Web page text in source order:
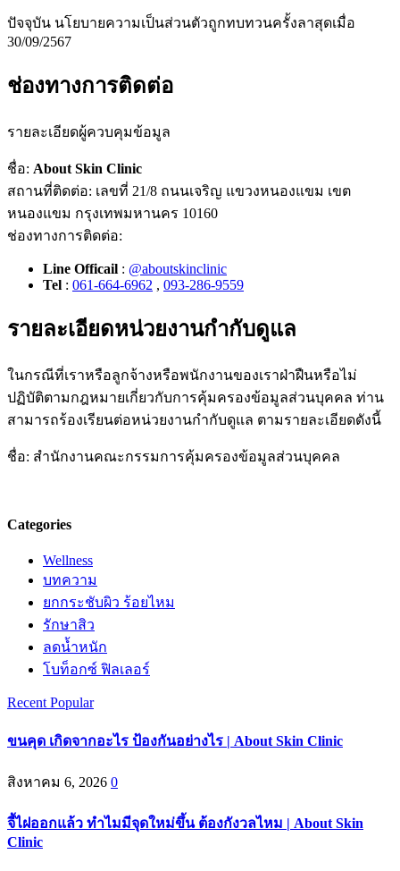
ปัจจุบัน นโยบายความเป็นส่วนตัวถูกทบทวนครั้งลาสุดเมื่อ
30/09/2567
ช่องทางการติดต่อ
รายละเอียดผู้ควบคุมข้อมูล
ชื่อ: About Skin Clinic
สถานที่ติดต่อ: เลขที่ 21/8 ถนนเจริญ แขวงหนองแขม เขต
หนองแขม กรุงเทพมหานคร 10160
ช่องทางการติดต่อ:
Line Officail : @aboutskinclinic
Tel : 061-664-6962 , 093-286-9559
รายละเอียดหน่วยงานกำกับดูแล
ในกรณีที่เราหรือลูกจ้างหรือพนักงานของเราฝ่าฝืนหรือไม่
ปฏิบัติตามกฎหมายเกี่ยวกับการคุ้มครองข้อมูลส่วนบุคคล ท่าน
สามารถร้องเรียนต่อหน่วยงานกำกับดูแล ตามรายละเอียดดังนี้
ชื่อ: สำนักงานคณะกรรมการคุ้มครองข้อมูลส่วนบุคคล
Categories
Wellness
บทความ
ยกกระชับผิว ร้อยไหม
รักษาสิว
ลดน้ำหนัก
โบท็อกซ์ ฟิลเลอร์
Recent Popular
ขนคุด เกิดจากอะไร ป้องกันอย่างไร | About Skin Clinic
สิงหาคม 6, 2026 0
จี้ไฝออกแล้ว ทำไมมีจุดใหม่ขึ้น ต้องกังวลไหม | About Skin
Clinic